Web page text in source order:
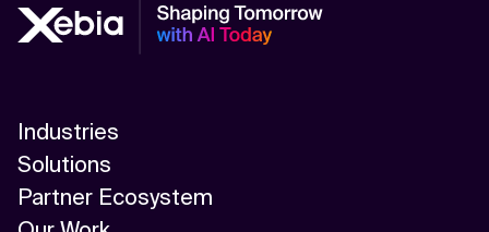
Industries
Solutions
Partner Ecosystem